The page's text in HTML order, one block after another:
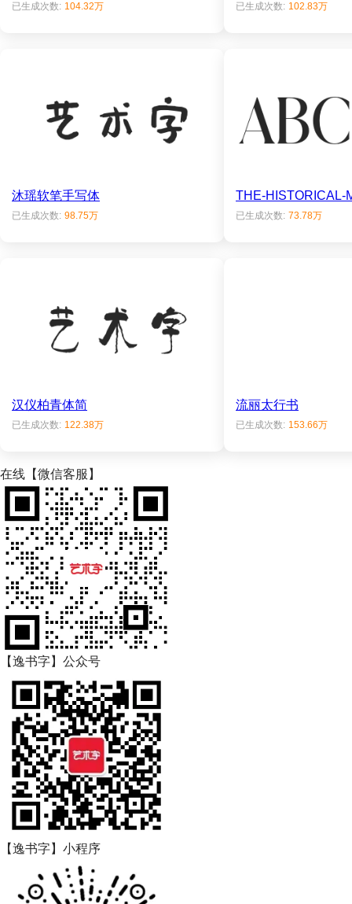
已生成次数: 104.32万 已生成次数: 102.83万
沐瑶软笔手写体
已生成次数: 98.75万
THE-HISTORICAL-
已生成次数: 73.78万
汉仪柏青体简
已生成次数: 122.38万
流丽太行书
已生成次数: 153.66万
在线【微信客服】
【逸书字】公众号
【逸书字】小程序